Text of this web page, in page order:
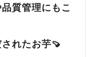
質管理にもこ
れたお芋🍠